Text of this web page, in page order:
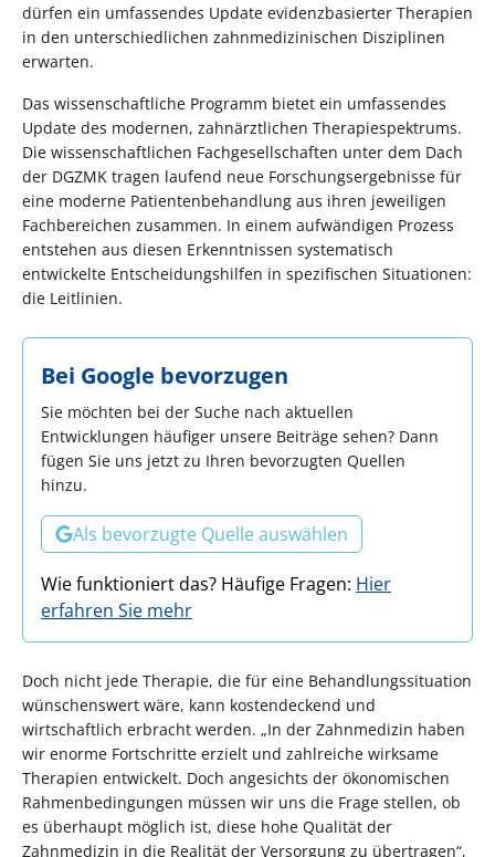
dürfen ein umfassendes Update evidenzbasierter Therapien
in den unterschiedlichen zahnmedizinischen Disziplinen
erwarten.
Das wissenschaftliche Programm bietet ein umfassendes
Update des modernen, zahnärztlichen Therapiespektrums.
Die wissenschaftlichen Fachgesellschaften unter dem Dach
der DGZMK tragen laufend neue Forschungsergebnisse für
eine moderne Patientenbehandlung aus ihren jeweiligen
Fachbereichen zusammen. In einem aufwändigen Prozess
entstehen aus diesen Erkenntnissen systematisch
entwickelte Entscheidungshilfen in spezifischen Situationen:
die Leitlinien.
Bei Google bevorzugen
Sie möchten bei der Suche nach aktuellen
Entwicklungen häufiger unsere Beiträge sehen? Dann
fügen Sie uns jetzt zu Ihren bevorzugten Quellen
hinzu.
Als bevorzugte Quelle auswählen
Wie funktioniert das? Häufige Fragen: Hier
erfahren Sie mehr
Doch nicht jede Therapie, die für eine Behandlungssituation
wünschenswert wäre, kann kostendeckend und
wirtschaftlich erbracht werden. „In der Zahnmedizin haben
wir enorme Fortschritte erzielt und zahlreiche wirksame
Therapien entwickelt. Doch angesichts der ökonomischen
Rahmenbedingungen müssen wir uns die Frage stellen, ob
es überhaupt möglich ist, diese hohe Qualität der
Zahnmedizin in die Realität der Versorgung zu übertragen“,